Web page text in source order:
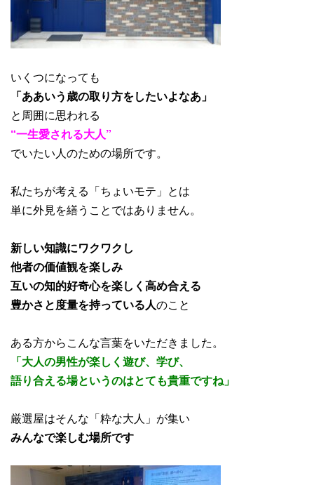
いくつになっても
「ああいう歳の取り方をしたいよなあ」
と周囲に思われる
“一生愛される大人”
でいたい人のための場所です。
私たちが考える「ちょいモテ」とは
単に外見を繕うことではありません。
新しい知識にワクワクし
他者の価値観を楽しみ
互いの知的好奇心を楽しく高め合える
豊かさと度量を持っている人のこと
ある方からこんな言葉をいただきました。
「大人の男性が楽しく遊び、学び、
語り合える場というのはとても貴重ですね」
厳選屋はそんな「粋な大人」が集い
みんなで楽しむ場所です